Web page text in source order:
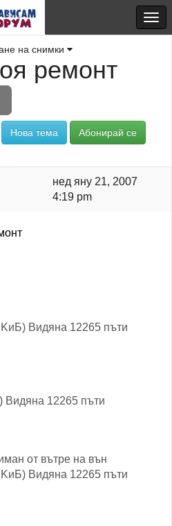
на снимки
ремонт
Нова тема Абонирай се
нед яну 21, 2007
4:19 pm
Видяна 12265 пъти
Видяна 12265 пъти
от вътре на вън
Видяна 12265 пъти